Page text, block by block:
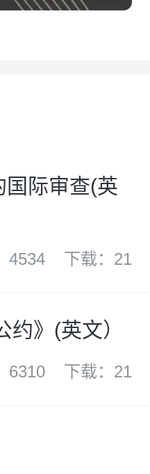
际审查(英
4534 下载：21
》(英文）
6310 下载：21